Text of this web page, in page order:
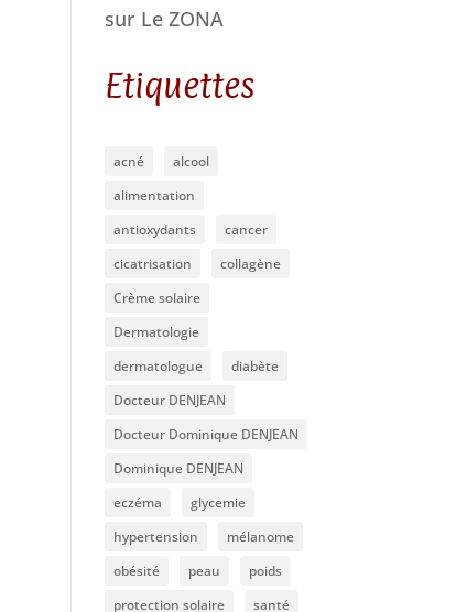
sur Le ZONA
Etiquettes
acné
alcool
alimentation
antioxydants
cancer
cicatrisation
collagène
Crème solaire
Dermatologie
dermatologue
diabète
Docteur DENJEAN
Docteur Dominique DENJEAN
Dominique DENJEAN
eczéma
glycemie
hypertension
mélanome
obésité
peau
poids
protection solaire
santé